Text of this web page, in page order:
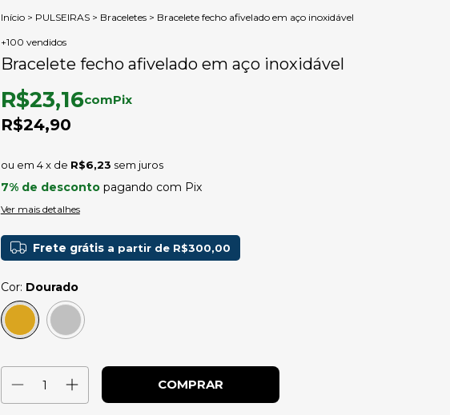
Início > PULSEIRAS > Braceletes > Bracelete fecho afivelado em aço inoxidável
+100 vendidos
Bracelete fecho afivelado em aço inoxidável
R$24,90
R$23,16comPix
4 x de R$6,23 sem juros
7% de descontopagando com Pix
Ver mais detalhes
Frete grátis a partir de R$300,00
Cor: Dourado